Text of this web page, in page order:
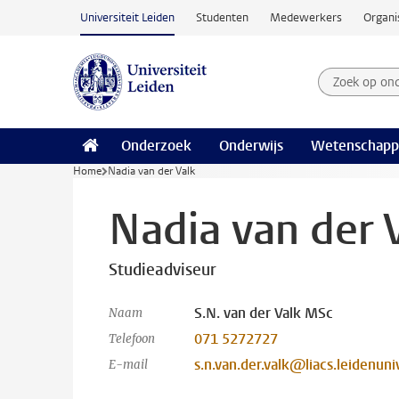
Ga naar hoofdinhoud
Universiteit Leiden Studenten Medewerkers
Zoek op
Zoekterm
Onderzoek Onderwijs
Home Nadia van der Valk
Nadia van der
Studieadviseur
Naam S.N. van der Valk MSc
Telefoon 071 5272727
E-mail